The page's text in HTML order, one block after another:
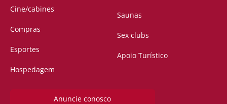
Cine/cabines
Compras
Esportes
Hospedagem
Saunas
Sex clubs
Apoio Turístico
Anuncie conosco